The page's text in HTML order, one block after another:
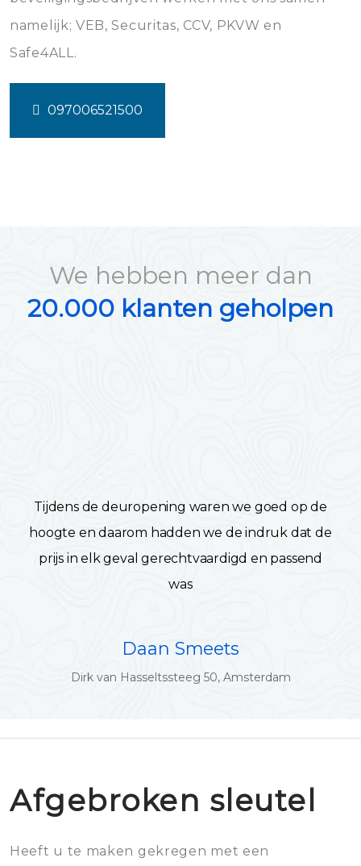
namelijk; VEB, Securitas, CCV, PKVW en
Safe4ALL.
097006521500
We hebben meer dan
20.000 klanten geholpen
Tijdens de deuropening waren we goed op de
hoogte en daarom hadden we de indruk dat de
prijs in elk geval gerechtvaardigd en passend
was
Daan Smeets
Dirk van Hasseltssteeg 50, Amsterdam
Afgebroken sleutel
Heeft u te maken gekregen met een